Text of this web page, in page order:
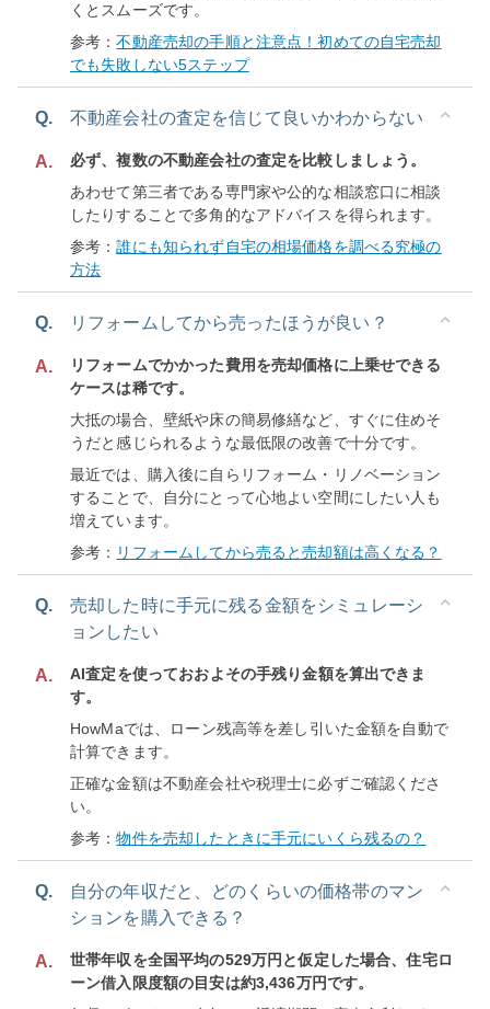
くとスムーズです。
参考：不動産売却の手順と注意点！初めての自宅売却
でも失敗しない5ステップ
Q. 不動産会社の査定を信じて良いかわからない
A.
必ず、複数の不動産会社の査定を比較しましょう。
あわせて第三者である専門家や公的な相談窓口に相談
したりすることで多角的なアドバイスを得られます。
参考：誰にも知られず自宅の相場価格を調べる究極の
方法
Q. リフォームしてから売ったほうが良い？
A.
リフォームでかかった費用を売却価格に上乗せできる
ケースは稀です。
大抵の場合、壁紙や床の簡易修繕など、すぐに住めそ
うだと感じられるような最低限の改善で十分です。
最近では、購入後に自らリフォーム・リノベーション
することで、自分にとって心地よい空間にしたい人も
増えています。
参考： リフォームしてから売ると売却額は高くなる？
Q.
売却した時に手元に残る金額をシミュレーシ
ョンしたい
A.
AI査定を使っておおよその手残り金額を算出できま
す。
HowMaでは、ローン残高等を差し引いた金額を自動で
計算できます。
正確な金額は不動産会社や税理士に必ずご確認くださ
い。
参考：物件を売却したときに手元にいくら残るの？
Q.
自分の年収だと、どのくらいの価格帯のマン
ションを購入できる？
A.
世帯年収を全国平均の529万円と仮定した場合、住宅ロ
ーン借入限度額の目安は約3,436万円です。